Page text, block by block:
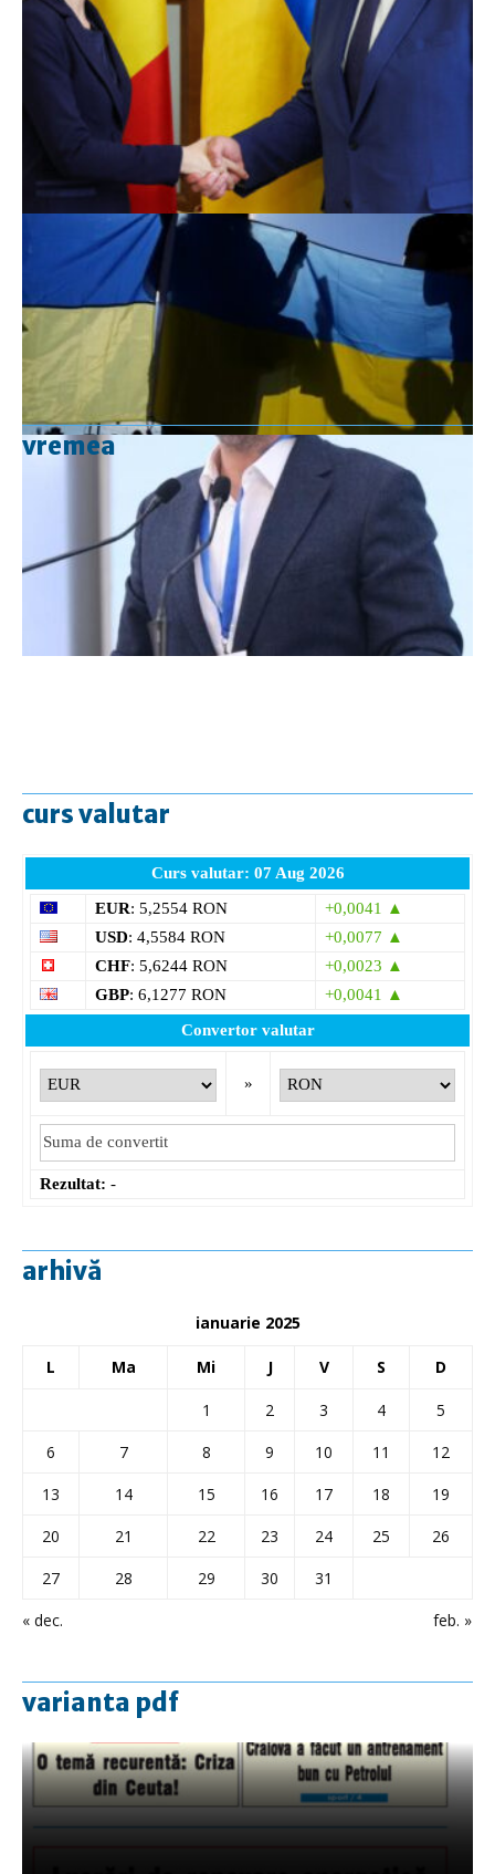
vremea
curs valutar
Curs valutar: 07 Aug 2026
EUR: 5,2554 RON
+0,0041 ▲
USD: 4,5584 RON
+0,0077 ▲
CHF: 5,6244 RON
+0,0023 ▲
GBP: 6,1277 RON
+0,0041 ▲
Convertor valutar
»
Rezultat: -
arhivă
ianuarie 2025
L Ma Mi J V S D
« dec. feb. »
1 2 3 4
5
6
7 8 9 10 11
12
13
14 15 16 17 18
19
20
21 22 23 24 25
26
27
28 29 30 31
varianta pdf